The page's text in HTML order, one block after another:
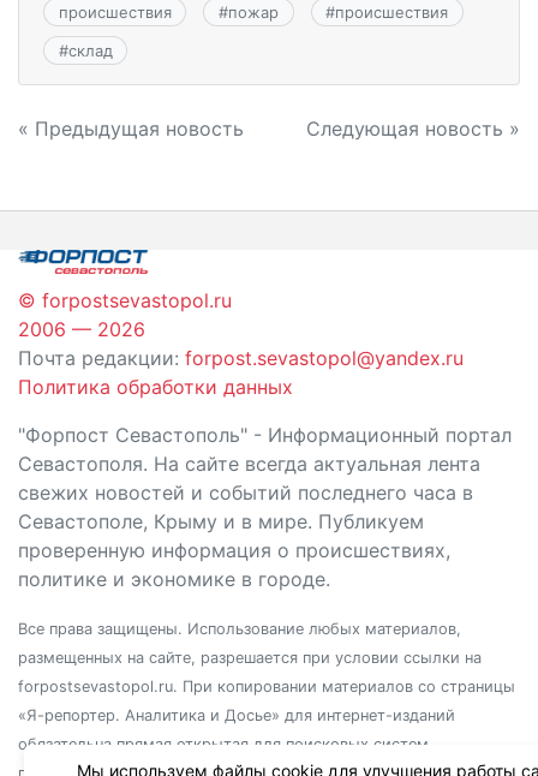
происшествия #пожар #происшествия
#склад
Навигация
записям
« Предыдущая новость Следующая новость »
© forpostsevastopol.ru
2006 — 2026
Почта редакции: forpost.sevastopol@yandex.ru
Политика обработки данных
"Форпост Севастополь" - Информационный портал
Севастополя. На сайте всегда актуальная лента
свежих новостей и событий последнего часа в
Севастополе, Крыму и в мире. Публикуем
проверенную информация о происшествиях,
политике и экономике в городе.
Все права защищены. Использование любых материалов,
размещенных на сайте, разрешается при условии ссылки на
forpostsevastopol.ru. При копировании материалов со страницы
«Я-репортер. Аналитика и Досье» для интернет-изданий
обязательна прямая открытая для поисковых систем
Мы используем файлы cookie для улучшения работы